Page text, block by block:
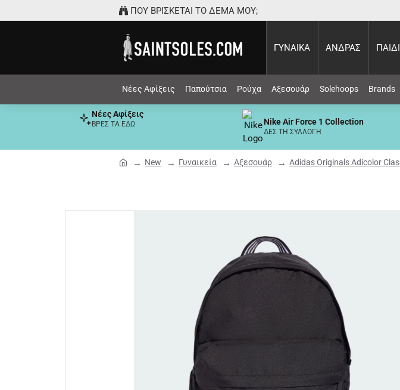
ΠΟΥ ΒΡΙΣΚΕΤΑΙ ΤΟ ΔΕΜΑ ΜΟΥ;
ΓΥΝΑΙΚΑ ΑΝΔΡΑΣ ΠΑΙΔΙ
Νέες Αφίξεις Παπούτσια Ρούχα Αξεσουάρ Solehoops Brands
New Γυναικεία Αξεσουάρ Adidas Originals Adicolor
Νέες Αφίξεις
ΒΡΕΣ ΤΑ ΕΔΩ Nike Air Force 1 Collection
ΔΕΣ ΤΗ ΣΥΛΛΟΓΗ